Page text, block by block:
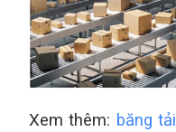
Xem thêm: băng tải